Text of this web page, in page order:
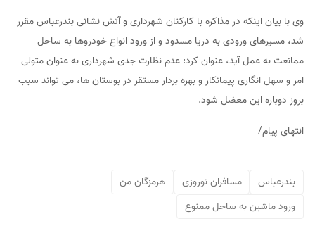
وی با بیان اینکه در مذاکره با کارکنان شهرداری و آتش نشانی بندرعباس مقرر
شد، مسیرهای ورودی به دریا مسدود و از ورود انواع خودروها به ساحل
ممانعت به عمل آید، عنوان کرد: عدم نظارت جدی شهرداری به عنوان متولی
امر و سهل انگاری پیمانکار و بهره بردار مستقر در بوستان ها، می تواند سبب
بروز دوباره این معضل شود.
انتهای پیام/
بندرعباس مسافران نوروزی
هرمزگان من
ورود ماشین به ساحل ممنوع